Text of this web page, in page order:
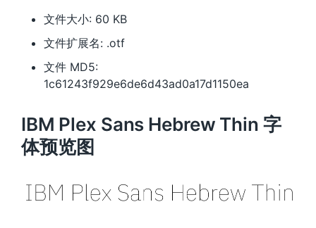
文件大小: 60 KB
文件扩展名: .otf
文件 MD5:
1c61243f929e6de6d43ad0a17d1150ea
IBM Plex Sans Hebrew Thin 字
体预览图